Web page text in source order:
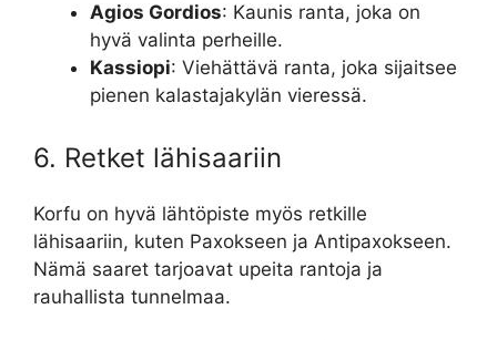
Agios Gordios: Kaunis ranta, joka on
hyvä valinta perheille.
Kassiopi: Viehättävä ranta, joka sijaitsee
pienen kalastajakylän vieressä.
6. Retket lähisaariin
Korfu on hyvä lähtöpiste myös retkille
lähisaariin, kuten Paxokseen ja Antipaxokseen.
Nämä saaret tarjoavat upeita rantoja ja
rauhallista tunnelmaa.